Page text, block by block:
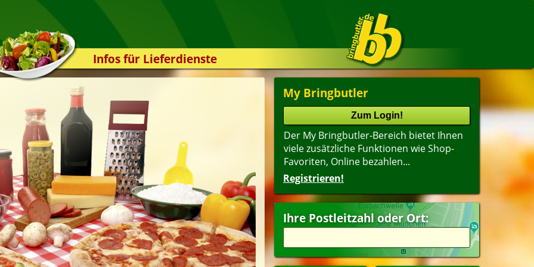
Infos für Lieferdienste
Kassensystem
Zuverlässigkeit
Sicherheit
Der Online-Shop
Das Bestellsystem
Der Bestellvorgang
Übertragung
Testshop
Styles
Kontakt
My Bringbutler
Der My Bringbutler-Bereich bietet Ihnen
viele zusätzliche Funktionen wie Shop-
Favoriten, Online bezahlen...
Registrieren!
Ihre Postleitzahl oder Ort: